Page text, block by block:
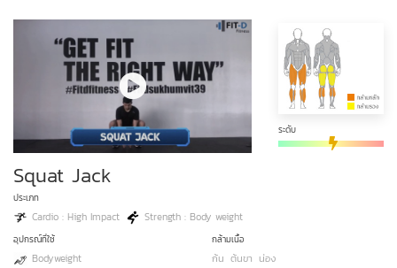
ระดับ
Squat Jack
ประเภท
Cardio : High Impact Strength : Body weight
อุปกรณ์ที่ใช้
Bodyweight
กล้ามเนื้อ
ก้น ต้นขา น่อง